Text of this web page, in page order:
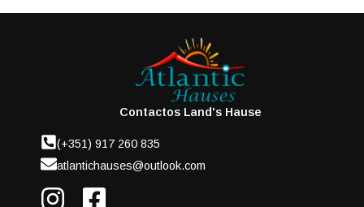
Contactos Land's Hause
(+351) 917 260 835
atlantichauses@outlook.com